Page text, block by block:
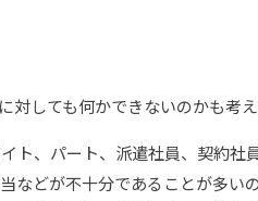
しても何かできないのかも考え
ト、パート、派遣社員、契約社
などが不十分であることが多い